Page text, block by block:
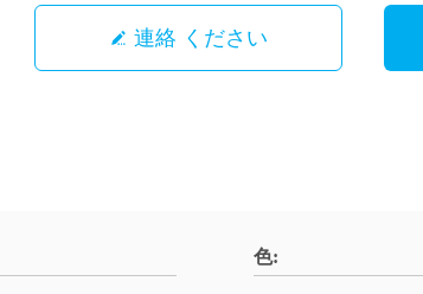
連絡 ください
色: